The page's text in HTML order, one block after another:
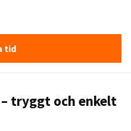
tid
tryggt och enkelt